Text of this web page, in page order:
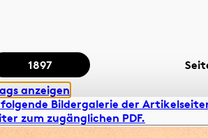
1897
anzeigen
folgende Bildergalerie der
zum zugänglichen PDF.